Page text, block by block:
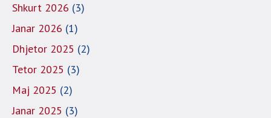
Shkurt 2026 (3)
Janar 2026 (1)
Dhjetor 2025 (2)
Tetor 2025 (3)
Maj 2025 (2)
Janar 2025 (3)